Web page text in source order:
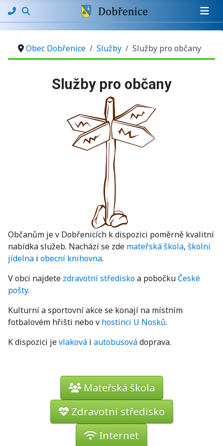
Obec Dobřenice Služby Služby pro občany
Základní údajeSlužby pro občany
Občanům je v Dobřenicích k dispozici poměrně kvalitní
nabídka služeb. Nachází se zde mateřská škola, školní
jídelna i obecní knihovna.
V obci najdete zdravotní střediskoa pobočku České
pošty.
Kulturní a sportovní akce se konají na místním
fotbalovém hřišti nebo v hostinci U Nosků.
K dispozici jevlaková i autobusovádoprava.
Mateřská škola
Zdravotní středisko
Internet